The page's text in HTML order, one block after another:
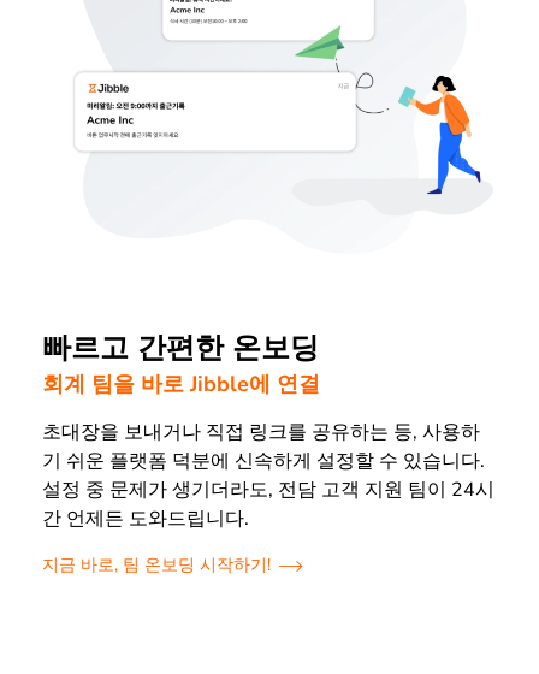
빠르고 간편한 온보딩
회계 팀을 바로 Jibble에 연결
초대장을 보내거나 직접 링크를 공유하는 등, 사용하
기 쉬운 플랫폼 덕분에 신속하게 설정할 수 있습니다.
설정 중 문제가 생기더라도, 전담 고객 지원 팀이 24시
간 언제든 도와드립니다.
지금 바로, 팀 온보딩 시작하기!